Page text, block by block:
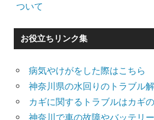
ついて
お役立ちリンク集
病気やけがをした際はこちら
神奈川県の水回りのトラブル
カギに関するトラブルはカギ
神奈川で車の故障やバッテリ